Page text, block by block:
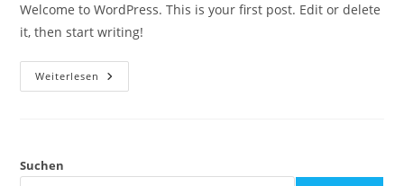
Welcome to WordPress. This is your first post. Edit or delete
it, then start writing!
Weiterlesen Hello
World!
Suchen